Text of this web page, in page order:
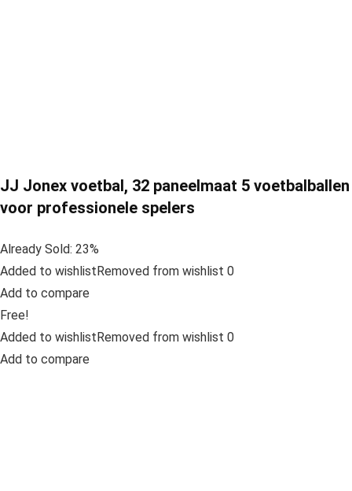
JJ Jonex voetbal, 32 paneelmaat 5 voetbalballen
voor professionele spelers
Already Sold: 23%
Added to wishlistRemoved from wishlist 0
Add to compare
Free!
Added to wishlistRemoved from wishlist 0
Add to compare